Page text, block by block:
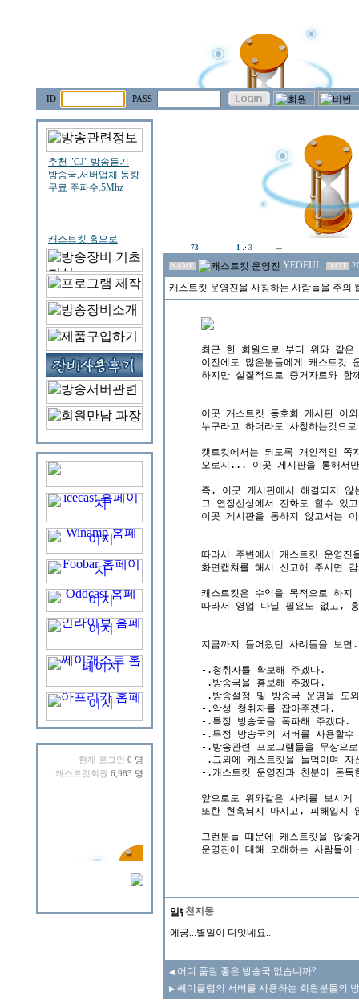
ID PASS
현재 로그인 0 명
캐스트킷회원 6,983 명
73 1 3
NAME YEOEUI DATE
캐스트킷 운영진을 사칭하는 사람들을 주의
최근 한 회원으로 부터 위와 같은
이전에도 많은분들에게 캐스트킷
하지만 실질적으로 증거자료와
이곳 캐스트킷 동호회 게시판 이
누구라고 하더라도 사칭하는것으
캣트킷에서는 되도록 개인적인
오로지... 이곳 게시판을 통해서
즉, 이곳 게시판에서 해결되지 않
그 연장선상에서 전화도 할수 있
이곳 게시판을 통하지 않고서는
따라서 주변에서 캐스트킷 운영진
화면캡쳐를 해서 신고해 주시면
캐스트킷은 수익을 목적으로 하
따라서 영업 나닐 필요도 없고,
지금까지 들어왔던 사례들을 보
-.청취자를 확보해 주겠다.
-.방송국을 홍보해 주겠다.
-.방송설정 및 방송국 운영을 도
-.악성 청취자를 잡아주겠다.
-.특정 방송국을 폭파해 주겠다.
-.특정 방송국의 서버를 사용할
-.방송관련 프로그램들을 무상으
-.그외에 캐스트킷을 들먹이며
-.캐스트킷 운영진과 친분이 돈독
앞으로도 위와같은 사례를 보시
또한 현혹되지 마시고, 피해입지
그런분들 때문에 캐스트킷을 않
천지몽
에궁...별일이 다잇네요..
◀ 어디 품질 좋은 방송국 없습니까?
▶ 쎄이클럽의 서버를 사용하는 회원분들의